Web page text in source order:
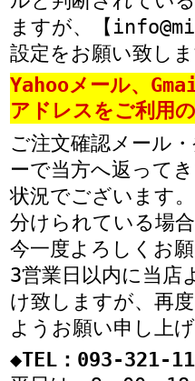
ますが、【
設定をお願い致し
Yahooメール、
アドレスをご利用
ご注文確認メール
ーで当方へ返って
状況でございます
分けられている場
今一度よろしくお
3営業日以内に当店
け致しますが、再
ようお願い申し上
◆TEL：093-321-